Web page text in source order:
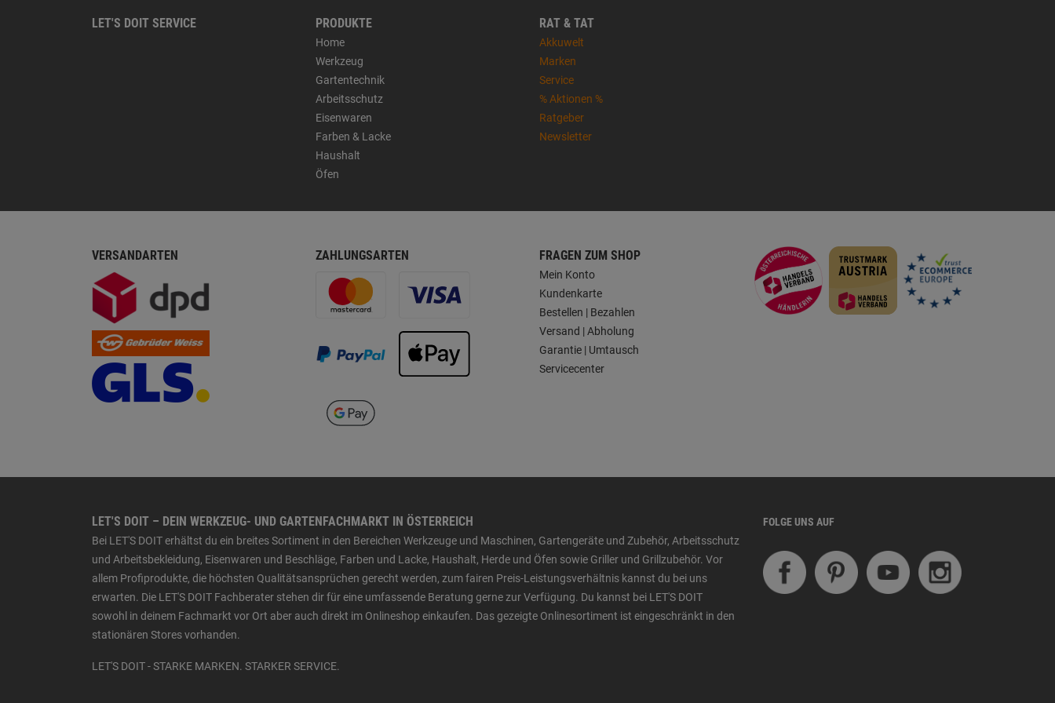
LET'S DOIT SERVICE PRODUKTE
Home
Werkzeug
Gartentechnik
Arbeitsschutz
Eisenwaren
Farben & Lacke
Haushalt
Öfen
RAT & TAT
Akkuwelt
Marken
Service
% Aktionen %
Ratgeber
Newsletter
VERSANDARTEN ZAHLUNGSARTEN FRAGEN ZUM SHOP
Mein Konto
Kundenkarte
Bestellen | Bezahlen
Versand | Abholung
Garantie | Umtausch
Servicecenter
LET'S DOIT – DEIN WERKZEUG- UND GARTENFACHMARKT IN ÖSTERREICH
Bei LET'S DOIT erhältst du ein breites Sortiment in den Bereichen Werkzeuge und Maschinen, Gartengeräte und Zubehör, Arbeitsschutz
und Arbeitsbekleidung, Eisenwaren und Beschläge, Farben und Lacke, Haushalt, Herde und Öfen sowie Griller und Grillzubehör. Vor
allem Profiprodukte, die höchsten Qualitätsansprüchen gerecht werden, zum fairen Preis-Leistungsverhältnis kannst du bei uns
erwarten. Die LET'S DOIT Fachberater stehen dir für eine umfassende Beratung gerne zur Verfügung. Du kannst bei LET'S DOIT
sowohl in deinem Fachmarkt vor Ort aber auch direkt im Onlineshop einkaufen. Das gezeigte Onlinesortiment ist eingeschränkt in den
stationären Stores vorhanden.
LET'S DOIT - STARKE MARKEN. STARKER SERVICE.
FOLGE UNS AUF